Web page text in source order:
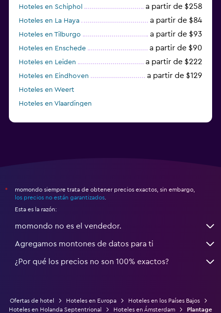
Hoteles en Schiphol a partir de $258
Hoteles en La Haya a partir de $84
Hoteles en Tilburgo a partir de $93
Hoteles en Enschede a partir de $90
Hoteles en Leiden a partir de $222
Hoteles en Eindhoven a partir de $129
Hoteles en Weert
Hoteles en Vlaardingen
*
momondo siempre trata de obtener precios exactos, sin embargo,
los precios no están garantizados
Esta es la razón:
momondo no es el vendedor.
Agregamos montones de datos para ti
¿Por qué los precios no son 100% exactos?
Ofertas de hotel Hoteles en Europa
Hoteles en los Países Bajos
Hoteles en Holanda Septentrional
Hoteles en Ámsterdam Plantage